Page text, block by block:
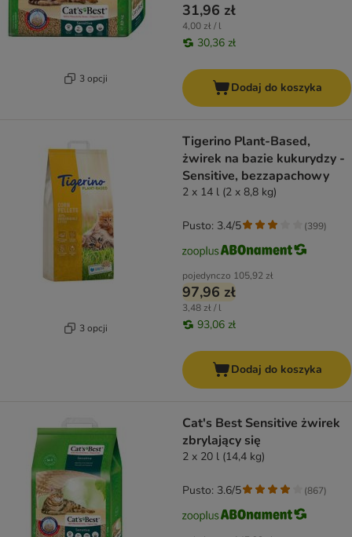
3 opcji
31,96 zł
4,00 zł / l
30,36 zł
Dodaj do koszyka
3 opcji
Tigerino Plant-Based,
żwirek na bazie kukurydzy -
Sensitive, bezzapachowy
2 x 14 l (2 x 8,8 kg)
pojedynczo 105,92 zł
97,96 zł
3,48 zł / l
93,06 zł
Pusto: 3.4/5 (399)
Dodaj do koszyka
Cat's Best Sensitive żwirek
zbrylający się
2 x 20 l (14,4 kg)
Pusto: 3.6/5 (867)